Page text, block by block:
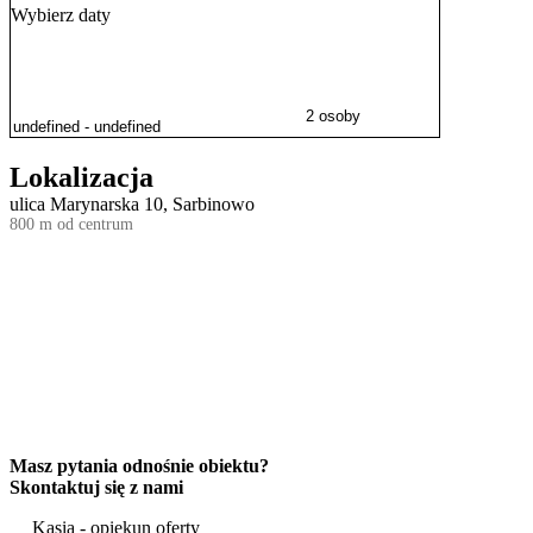
Doba hotelowa rozpoczyna się o godzinie 14:00 w dniu przyjazdu
polskim, angielskim i rosyjskim.
Lokalizacja
ulica Marynarska 10, Sarbinowo
800 m od centrum
Masz pytania odnośnie obiektu?
Skontaktuj się z nami
Kasia - opiekun oferty
Wybierz daty
2 osoby